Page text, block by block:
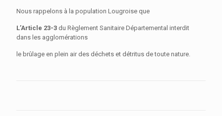
Nous rappelons à la population Lougroise que
L’Article 23-3 du Règlement Sanitaire Départemental interdit
dans les agglomérations
le brûlage en plein air des déchets et détritus de toute nature.